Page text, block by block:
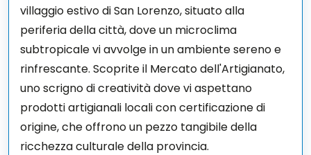
villaggio estivo di San Lorenzo, situato alla
periferia della città, dove un microclima
subtropicale vi avvolge in un ambiente sereno e
rinfrescante. Scoprite il Mercato dell'Artigianato,
uno scrigno di creatività dove vi aspettano
prodotti artigianali locali con certificazione di
origine, che offrono un pezzo tangibile della
ricchezza culturale della provincia.